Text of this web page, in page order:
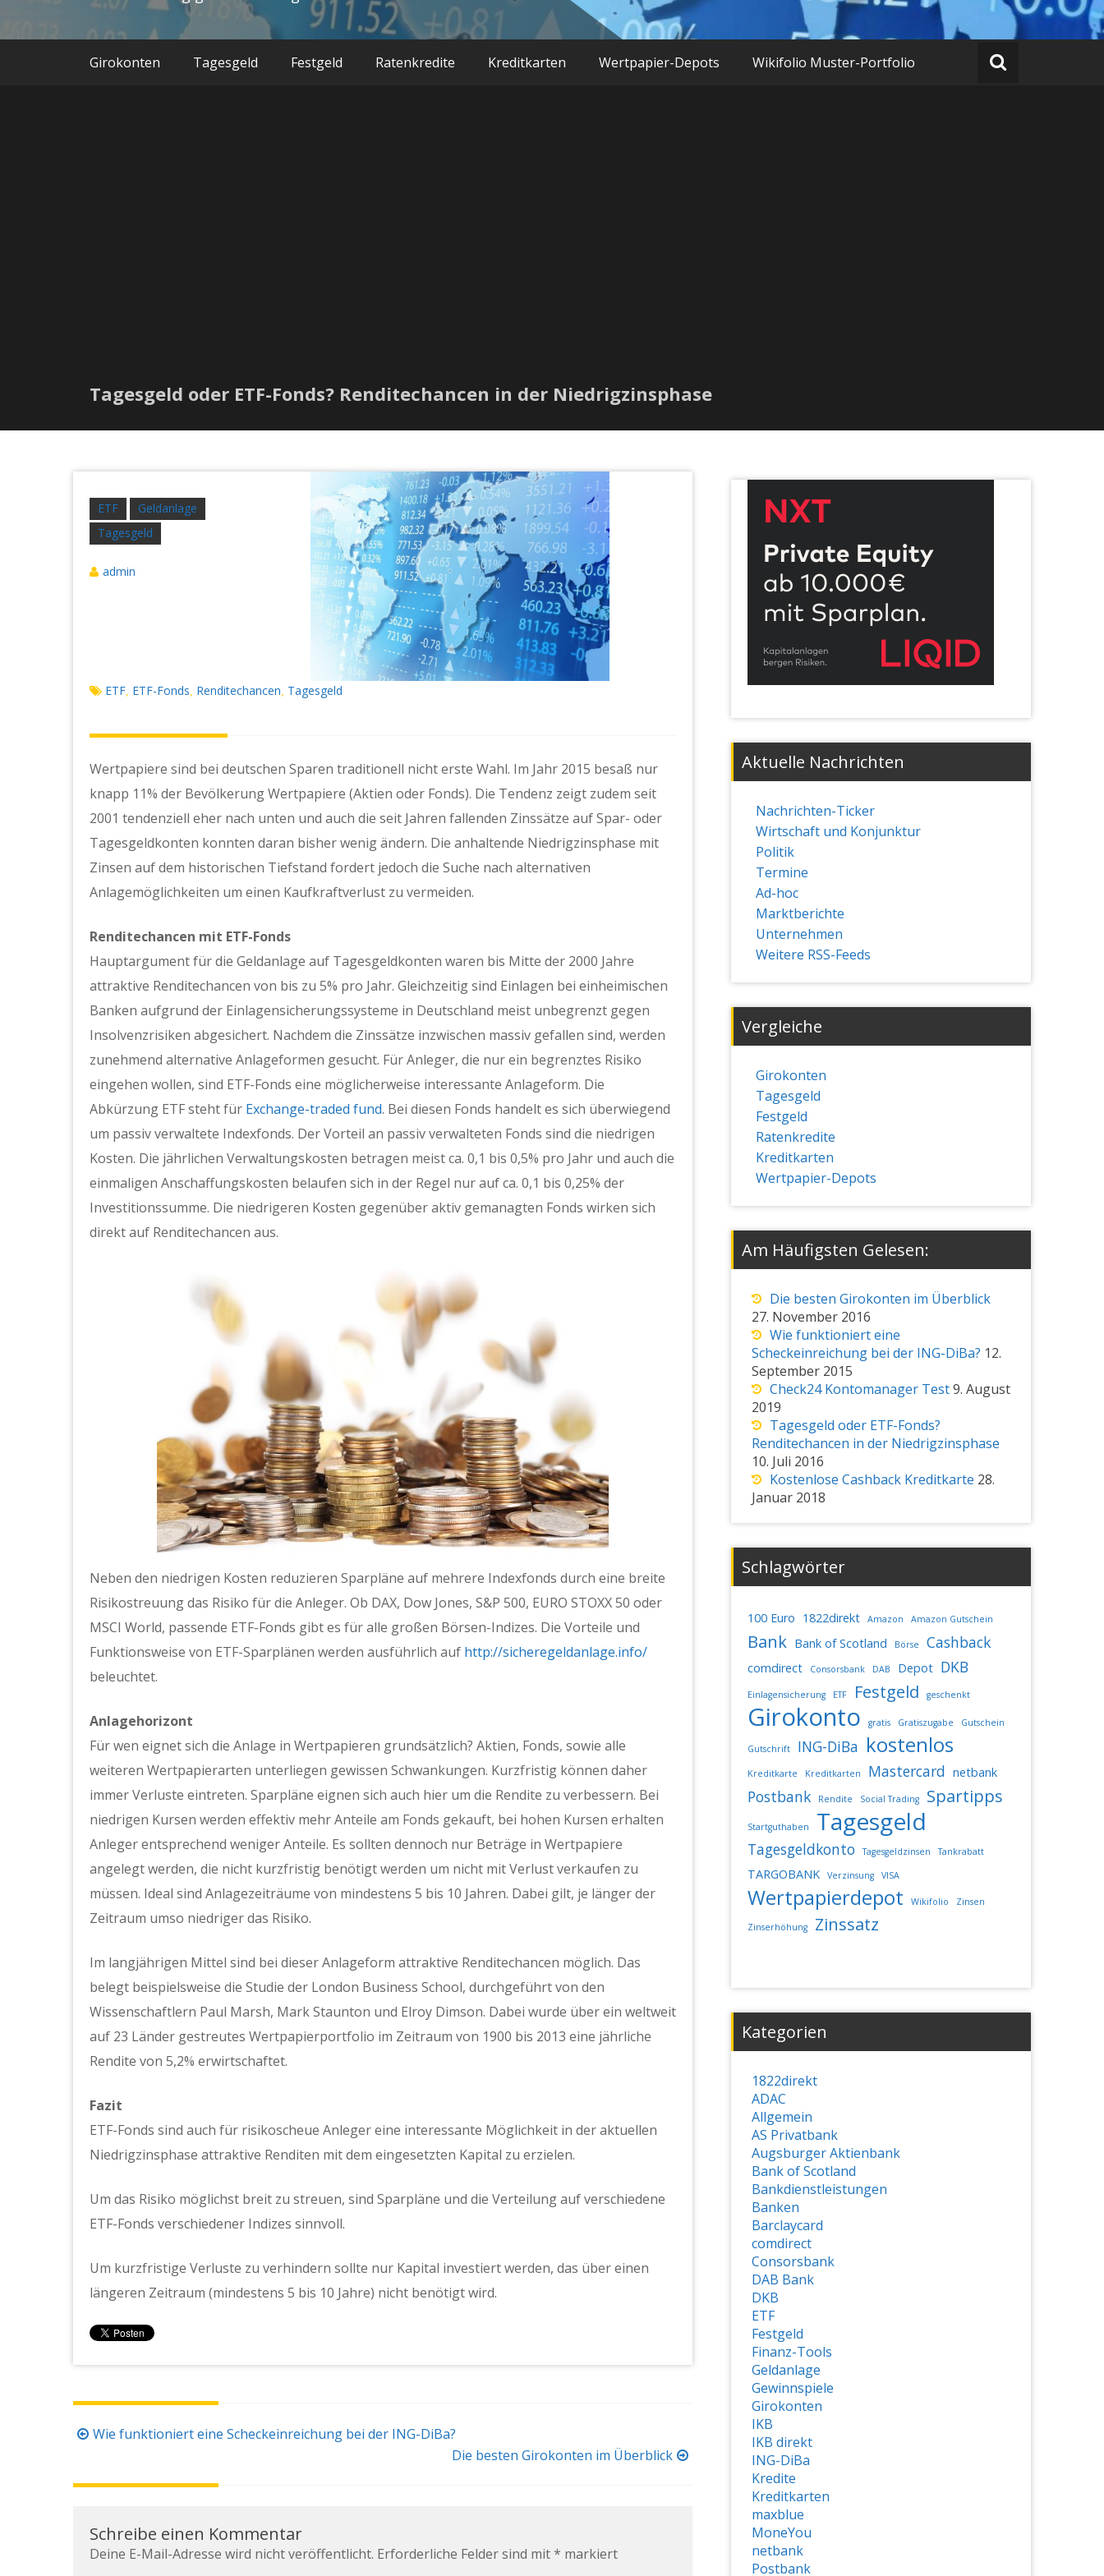
Girokonten Tagesgeld Festgeld Ratenkredite Kreditkarten Wertpapier-Depots Wikifolio Muster-Portfolio
Tagesgeld oder ETF-Fonds? Renditechancen in der Niedrigzinsphase
ETF
Geldanlage
Tagesgeld
admin
ETF ETF-Fonds Renditechancen Tagesgeld
Wertpapiere sind bei deutschen Sparen traditionell nicht erste Wahl. Im Jahr 2015 besaß nur
knapp 11% der Bevölkerung Wertpapiere (Aktien oder Fonds). Die Tendenz zeigt zudem seit
2001 tendenziell eher nach unten und auch die seit Jahren fallenden Zinssätze auf Spar- oder
Tagesgeldkonten konnten daran bisher wenig ändern. Die anhaltende Niedrigzinsphase mit
Zinsen auf dem historischen Tiefstand fordert jedoch die Suche nach alternativen
Anlagemöglichkeiten um einen Kaufkraftverlust zu vermeiden.
Renditechancen mit ETF-Fonds
Hauptargument für die Geldanlage auf Tagesgeldkonten waren bis Mitte der 2000 Jahre
attraktive Renditechancen von bis zu 5% pro Jahr. Gleichzeitig sind Einlagen bei einheimischen
Banken aufgrund der Einlagensicherungssysteme in Deutschland meist unbegrenzt gegen
Insolvenzrisiken abgesichert. Nachdem die Zinssätze inzwischen massiv gefallen sind, werden
zunehmend alternative Anlageformen gesucht. Für Anleger, die nur ein begrenztes Risiko
eingehen wollen, sind ETF-Fonds eine möglicherweise interessante Anlageform. Die
Abkürzung ETF steht für Exchange-traded fund. Bei diesen Fonds handelt es sich überwiegend
um passiv verwaltete Indexfonds. Der Vorteil an passiv verwalteten Fonds sind die niedrigen
Kosten. Die jährlichen Verwaltungskosten betragen meist ca. 0,1 bis 0,5% pro Jahr und auch die
einmaligen Anschaffungskosten belaufen sich in der Regel nur auf ca. 0,1 bis 0,25% der
Investitionssumme. Die niedrigeren Kosten gegenüber aktiv gemanagten Fonds wirken sich
direkt auf Renditechancen aus.
Neben den niedrigen Kosten reduzieren Sparpläne auf mehrere Indexfonds durch eine breite
Risikostreuung das Risiko für die Anleger. Ob DAX, Dow Jones, S&P 500, EURO STOXX 50 oder
MSCI World, passende ETF-Fonds gibt es für alle großen Börsen-Indizes. Die Vorteile und
Funktionsweise von ETF-Sparplänen werden ausführlich auf http://sicheregeldanlage.info/
beleuchtet.
Anlagehorizont
Für wen eignet sich die Anlage in Wertpapieren grundsätzlich? Aktien, Fonds, sowie alle
weiteren Wertpapierarten unterliegen gewissen Schwankungen. Kurzfristig können daher
immer Verluste eintreten. Sparpläne eignen sich auch hier um die Rendite zu verbessern. Bei
niedrigen Kursen werden effektiv mehr Anteile am Fonds gekauft, bei hohen Kursen erhalten
Anleger entsprechend weniger Anteile. Es sollten dennoch nur Beträge in Wertpapiere
angelegt werden, die nicht kurzfristig benötigt werden um nicht mit Verlust verkaufen zu
müssen. Ideal sind Anlagezeiträume von mindestens 5 bis 10 Jahren. Dabei gilt, je länger der
Zeitraum umso niedriger das Risiko.
Im langjährigen Mittel sind bei dieser Anlageform attraktive Renditechancen möglich. Das
belegt beispielsweise die Studie der London Business School, durchgeführt von den
Wissenschaftlern Paul Marsh, Mark Staunton und Elroy Dimson. Dabei wurde über ein weltweit
auf 23 Länder gestreutes Wertpapierportfolio im Zeitraum von 1900 bis 2013 eine jährliche
Rendite von 5,2% erwirtschaftet.
Fazit
ETF-Fonds sind auch für risikoscheue Anleger eine interessante Möglichkeit in der aktuellen
Niedrigzinsphase attraktive Renditen mit dem eingesetzten Kapital zu erzielen.
Um das Risiko möglichst breit zu streuen, sind Sparpläne und die Verteilung auf verschiedene
ETF-Fonds verschiedener Indizes sinnvoll.
Um kurzfristige Verluste zu verhindern sollte nur Kapital investiert werden, das über einen
längeren Zeitraum (mindestens 5 bis 10 Jahre) nicht benötigt wird.
Beitragsnavigation
Wie funktioniert eine Scheckeinreichung bei der ING-DiBa?
Die besten Girokonten im Überblick
Schreibe einen Kommentar
Deine E-Mail-Adresse wird nicht veröffentlicht. Erforderliche Felder sind mit* markiert
Aktuelle Nachrichten
Nachrichten-Ticker
Wirtschaft und Konjunktur
Politik
Termine
Ad-hoc
Marktberichte
Unternehmen
Weitere RSS-Feeds
Vergleiche
Girokonten
Tagesgeld
Festgeld
Ratenkredite
Kreditkarten
Wertpapier-Depots
Am Häufigsten Gelesen:
Die besten Girokonten im Überblick
27. November 2016
Wie funktioniert eine
Scheckeinreichung bei der ING-DiBa? 12.
September 2015
Check24 Kontomanager Test9. August
2019
Tagesgeld oder ETF-Fonds?
Renditechancen in der Niedrigzinsphase
10. Juli 2016
Kostenlose Cashback Kreditkarte 28.
Januar 2018
Schlagwörter
100 Euro 1822direkt Amazon Amazon Gutschein
Bank Bank of Scotland Börse Cashback
comdirect Consorsbank DAB Depot DKB
Einlagensicherung ETF Festgeld geschenkt
Girokonto gratis Gratiszugabe Gutschein
Gutschrift ING-DiBa kostenlos
Kreditkarte Kreditkarten Mastercard netbank
Postbank Rendite Social Trading Spartipps
Startguthaben Tagesgeld
Tagesgeldkonto Tagesgeldzinsen Tankrabatt
TARGOBANK Verzinsung VISA
Wertpapierdepot Wikifolio Zinsen
Zinserhöhung Zinssatz
Kategorien
1822direkt
ADAC
Allgemein
AS Privatbank
Augsburger Aktienbank
Bank of Scotland
Bankdienstleistungen
Banken
Barclaycard
comdirect
Consorsbank
DAB Bank
DKB
ETF
Festgeld
Finanz-Tools
Geldanlage
Gewinnspiele
Girokonten
IKB
IKB direkt
ING-DiBa
Kredite
Kreditkarten
maxblue
MoneYou
netbank
Postbank